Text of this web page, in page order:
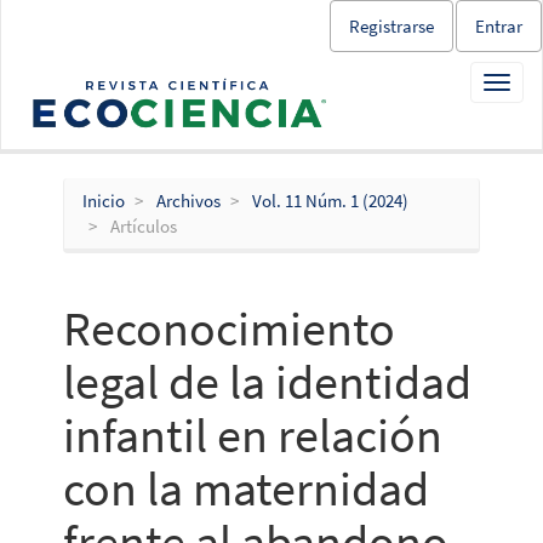
Navegación
principal
Contenido
lateral
Registrarse Entrar
Inicio Archivos
Vol. 11 Núm. 1 (2024)
Artículos
Reconocimiento
legal de la identidad
infantil en relación
con la maternidad